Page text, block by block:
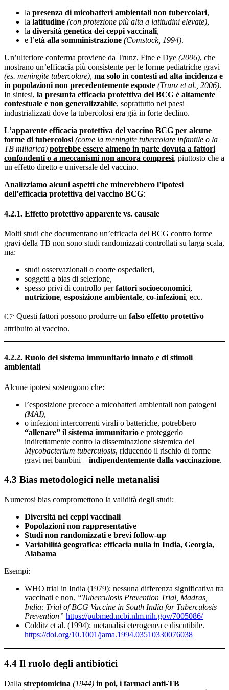
la presenza di micobatteri ambientali non tubercolari,
la latitudine (con protezione più alta a latitudini elevate),
la diversità genetica dei ceppi vaccinali,
e l’età alla somministrazione (Comstock, 1994).
Un’ulteriore conferma proviene da Trunz, Fine e Dye (2006), che
mostrano un’efficacia più consistente per le forme pediatriche gravi
(es. meningite tubercolare), ma solo in contesti ad alta incidenza e
in popolazioni non precedentemente esposte (Trunz et al., 2006).
In sintesi, la presunta efficacia protettiva del BCG è altamente
contestuale e non generalizzabile, soprattutto nei paesi
industrializzati dove la tubercolosi era già in forte declino.
L’apparente efficacia protettiva del vaccino BCG per alcune
forme di tubercolosi (come la meningite tubercolare infantile o la
TB miliarica) potrebbe essere almeno in parte dovuta a fattori
confondenti o a meccanismi non ancora compresi, piuttosto che a
un effetto diretto e universale del vaccino.
Analizziamo alcuni aspetti che minerebbero l’ipotesi
dell’efficacia protettiva del vaccino BCG:
4.2.1. Effetto protettivo apparente vs. causale
Molti studi che documentano un’efficacia del BCG contro forme
gravi della TB non sono studi randomizzati controllati su larga scala,
ma:
studi osservazionali o coorte ospedalieri,
soggetti a bias di selezione,
spesso privi di controllo perfattori socioeconomici,
nutrizione, esposizione ambientale, co-infezioni, ecc.
👉 Questi fattori possono produrre un falso effetto protettivo
attribuito al vaccino.
4.2.2. Ruolo del sistema immunitario innato e di stimoli
ambientali
Alcune ipotesi sostengono che:
l’esposizione precoce a micobatteri ambientali non patogeni
(MAI),
o infezioni intercorrenti virali o batteriche, potrebbero
“allenare” il sistema immunitario e proteggerlo
indirettamente contro la disseminazione sistemica del
Mycobacterium tuberculosis, riducendo il rischio di forme
gravi nei bambini – indipendentemente dalla vaccinazione.
4.3 Bias metodologici nelle metanalisi
Numerosi bias compromettono la validità degli studi:
Diversità nei ceppi vaccinali
Popolazioni non rappresentative
Studi non randomizzati e brevi follow-up
Variabilità geografica: efficacia nulla in India, Georgia,
Alabama
Esempi:
WHO trial in India (1979): nessuna differenza significativa tra
vaccinati e non. “Tuberculosis Prevention Trial, Madras,
India: Trial of BCG Vaccine in South India for Tuberculosis
Prevention” https://pubmed.ncbi.nlm.nih.gov/7005086/
Colditz et al. (1994): metanalisi eterogenea e discutibile.
https://doi.org/10.1001/jama.1994.03510330076038
4.4 Il ruolo degli antibiotici
Dalla streptomicina (1944) in poi, i farmaci anti-TB